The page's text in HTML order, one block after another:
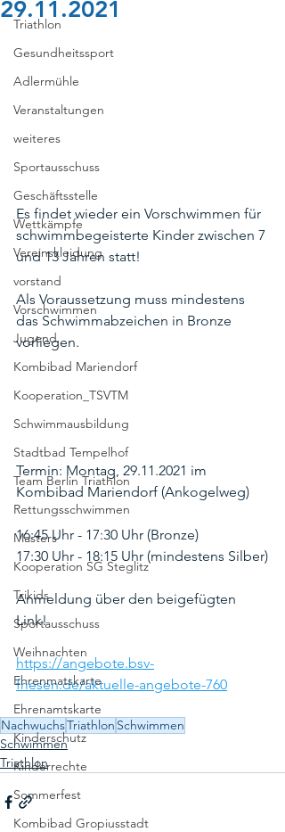
Triathlon
Gesundheitssport
Adlermühle
Veranstaltungen
weiteres
Sportausschuss
Geschäftsstelle
Wettkämpfe
Vereinskleidung
vorstand
Vorschwimmen
Jugend
Kombibad Mariendorf
Kooperation_TSVTM
Schwimmausbildung
Stadtbad Tempelhof
Team Berlin Triathlon
Rettungsschwimmen
Masters
Kooperation SG Steglitz
Trikids
Sportausschuss
Weihnachten
Ehrenmatskarte
Ehrenamtskarte
Kinderschutz
Kinderrechte
Sommerfest
Kombibad Gropiusstadt
29.11.2021
Es findet wieder ein Vorschwimmen für
schwimmbegeisterte Kinder zwischen 7
und 13 Jahren statt!
Als Voraussetzung muss mindestens
das Schwimmabzeichen in Bronze
vorliegen.
Termin: Montag, 29.11.2021 im
Kombibad Mariendorf (Ankogelweg)
16:45 Uhr - 17:30 Uhr (Bronze)
17:30 Uhr - 18:15 Uhr (mindestens Silber)
Anmeldung über den beigefügten
Link!
https://angebote.bsv-
friesen.de/aktuelle-angebote-760
NachwuchsTriathlon Schwimmen
Schwimmen
Triathlon